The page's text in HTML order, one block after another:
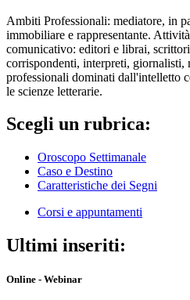
Ambiti Professionali: mediatore, in
immobiliare e rappresentante.
comunicativo: editori e librai,
corrispondenti, interpreti, giornalisti,
professionali dominati dall'intelletto
le scienze letterarie.
Scegli un rubrica:
Oroscopo Settimanale
Caso e Destino
Caratteristiche dei Segni
Corsi e appuntamenti
Ultimi inseriti:
Online - Webinar